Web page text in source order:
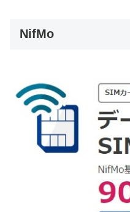
NifMo